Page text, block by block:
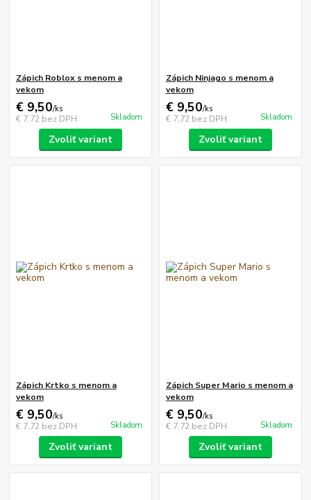
Zápich Roblox s menom a
vekom
€ 9,50/ks
€ 7,72 bez DPH Skladom
Zvoliť variant
Zápich Ninjago s menom a
vekom
€ 9,50/ks
€ 7,72 bez DPH Skladom
Zvoliť variant
Zápich Krtko s menom a
vekom
€ 9,50/ks
€ 7,72 bez DPH Skladom
Zvoliť variant
Zápich Super Mario s menom a
vekom
€ 9,50/ks
€ 7,72 bez DPH Skladom
Zvoliť variant